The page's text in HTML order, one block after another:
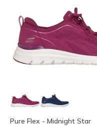
Pure Flex - Midnight Star